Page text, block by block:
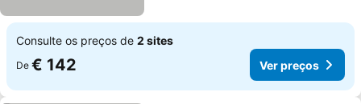
Consulte os preços de 2 sites
De € 142 Ver preços